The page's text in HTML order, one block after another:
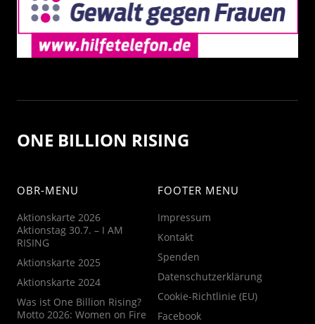
ONE BILLION RISING
OBR-MENU
Aktionskarte 2026
Aktionstag 30.7. – I AM
RISING
Aktionskarte 2025
Aktionskarte 2024
Was ist One Billion Rising?
Motto 2026: Women on Fire
FOOTER MENU
Impressum
Kontakt
Spenden
Datenschutzerklärung
Cookie-Richtlinie (EU)
Facebook